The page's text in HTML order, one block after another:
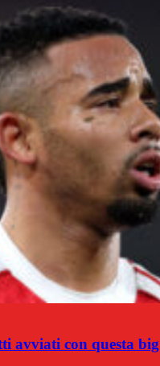
avviati con questa big